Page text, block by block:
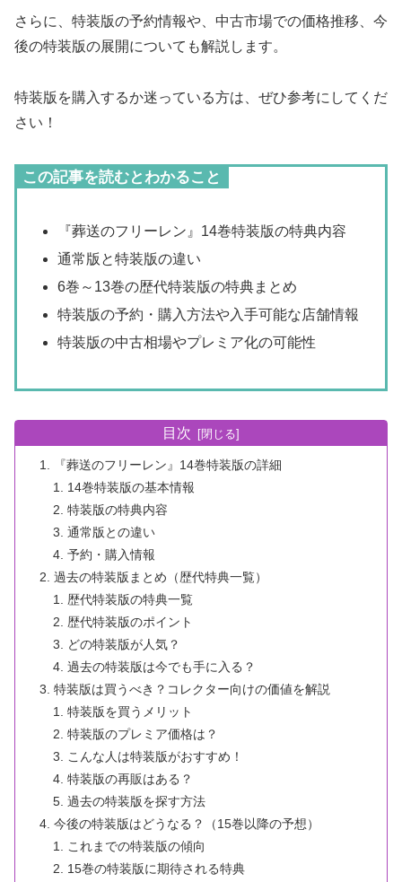
さらに、特装版の予約情報や、中古市場での価格推移、今
後の特装版の展開についても解説します。
特装版を購入するか迷っている方は、ぜひ参考にしてくだ
さい！
この記事を読むとわかること
『葬送のフリーレン』14巻特装版の特典内容
通常版と特装版の違い
6巻～13巻の歴代特装版の特典まとめ
特装版の予約・購入方法や入手可能な店舗情報
特装版の中古相場やプレミア化の可能性
目次
『葬送のフリーレン』14巻特装版の詳細
14巻特装版の基本情報
特装版の特典内容
通常版との違い
予約・購入情報
過去の特装版まとめ（歴代特典一覧）
歴代特装版の特典一覧
歴代特装版のポイント
どの特装版が人気？
過去の特装版は今でも手に入る？
特装版は買うべき？コレクター向けの価値を解説
特装版を買うメリット
特装版のプレミア価格は？
こんな人は特装版がおすすめ！
特装版の再販はある？
過去の特装版を探す方法
今後の特装版はどうなる？（15巻以降の予想）
これまでの特装版の傾向
15巻の特装版に期待される特典